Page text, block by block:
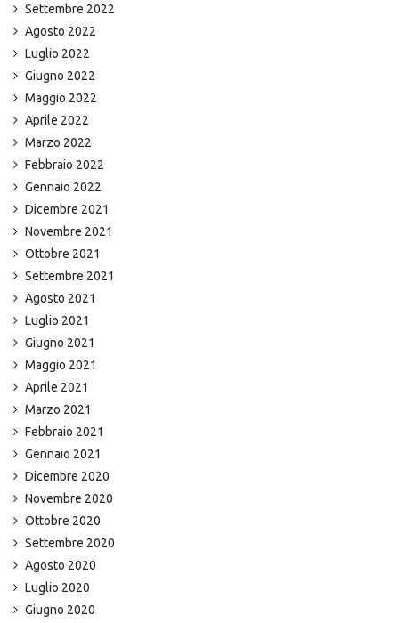
Settembre 2022
Agosto 2022
Luglio 2022
Giugno 2022
Maggio 2022
Aprile 2022
Marzo 2022
Febbraio 2022
Gennaio 2022
Dicembre 2021
Novembre 2021
Ottobre 2021
Settembre 2021
Agosto 2021
Luglio 2021
Giugno 2021
Maggio 2021
Aprile 2021
Marzo 2021
Febbraio 2021
Gennaio 2021
Dicembre 2020
Novembre 2020
Ottobre 2020
Settembre 2020
Agosto 2020
Luglio 2020
Giugno 2020